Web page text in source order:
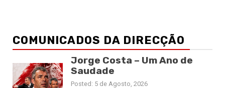
COMUNICADOS DA DIRECÇÃO
Jorge Costa – Um Ano de
Saudade
Posted: 5 de Agosto, 2026